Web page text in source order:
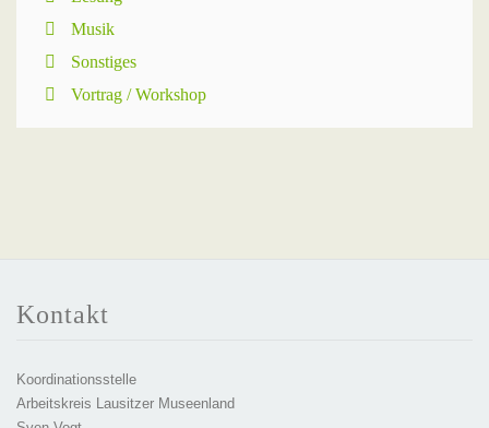
Musik
Sonstiges
Vortrag / Workshop
Kontakt
Koordinationsstelle
Arbeitskreis Lausitzer Museenland